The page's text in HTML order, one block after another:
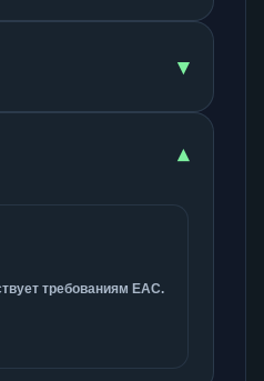
▾
▾
требованиям ЕАС.